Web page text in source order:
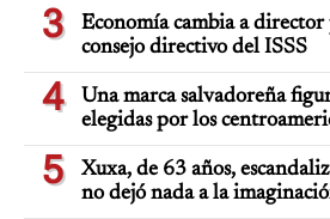
3
Economía cambia a
consejo directivo del ISSS
4
Una marca salvadoreña
elegidas por los
5
Xuxa, de 63 años,
no dejó nada a la